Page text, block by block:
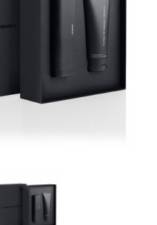
Loading...